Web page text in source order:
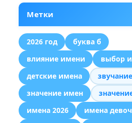
Метки
2026 год
буква б
влияние имени
выбор
детские имена
значение имен
имена 2026
имена